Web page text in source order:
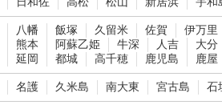
八幡 飯塚 久留米 佐賀
伊万里
熊本 阿蘇乙姫 牛深 人吉
大分
延岡 都城 高千穂 鹿児島 鹿屋
名護 久米島 南大東 宮古島 石